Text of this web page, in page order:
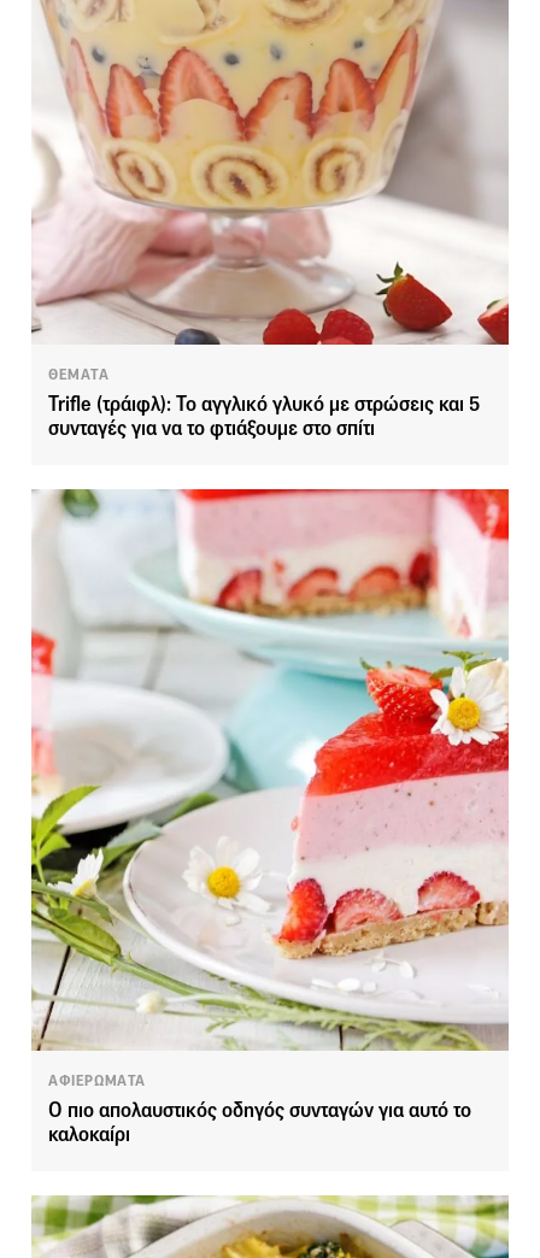
ΘΕΜΑΤΑ
Trifle (τράιφλ): Το αγγλικό γλυκό με στρώσεις και 5
συνταγές για να το φτιάξουμε στο σπίτι
ΑΦΙΕΡΩΜΑΤΑ
Ο πιο απολαυστικός οδηγός συνταγών για αυτό το
καλοκαίρι